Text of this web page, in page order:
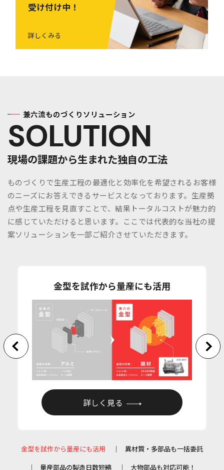
受け付け中！
詳しくみる
兼六流ものづくりソリューション
SOLUTION
現場の課題から生まれた独自の工法
ものづくりで生産工程の最適化と効率化を希望されるお客様
のニーズにお答えできるサービスとなっております。生産拠
点や生産工程を見直すことで、結果トータルコストが魅力的
に感じていただけると思います。ここでは代表的な当社の提
案ソリューションを一部ご紹介させていただきます。
金型を試作から量産にも活用
詳しく見る